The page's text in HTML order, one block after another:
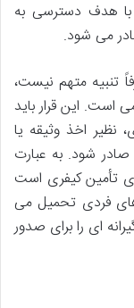
با هدف دسترسی به
می شود.
تنبیه متهم نیست،
است. این قرار باید
نظیر اخذ وثیقه یا
صادر شود. به عبارت
تأمین کیفری است
فردی تحمیل می
ای را برای صدور